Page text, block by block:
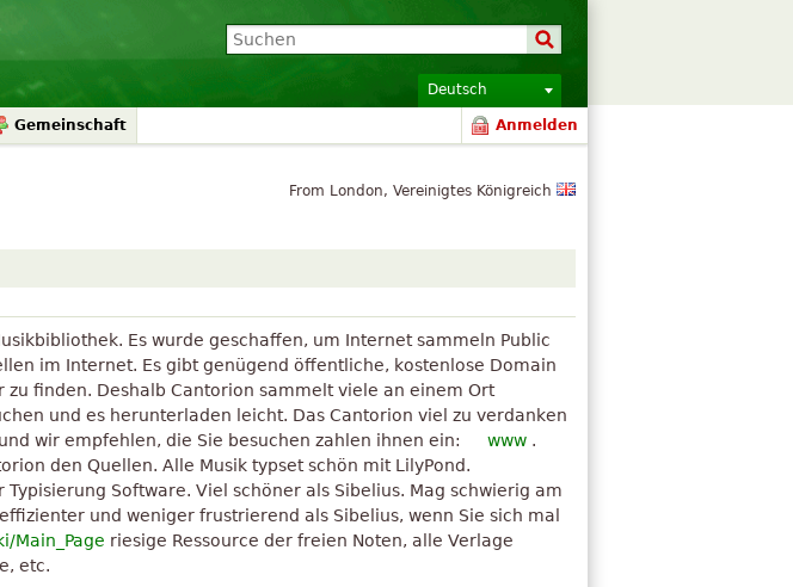
Deutsch
Gemeinschaft Anmelden
From London, Vereinigtes Königreich
Es wurde geschaffen, um Internet sammeln Public
im Internet. Es gibt genügend öffentliche, kostenlose Domain
zu finden. Deshalb Cantorion sammelt viele an einem Ort
und es herunterladen leicht. Das Cantorion viel zu verdanken
wir empfehlen, die Sie besuchen zahlen ihnen ein:
www .
den Quellen. Alle Musik typset schön mit LilyPond.
Typisierung Software. Viel schöner als Sibelius. Mag schwierig am
und weniger frustrierend als Sibelius, wenn Sie sich mal
Main_Page riesige Ressource der freien Noten, alle Verlage
etc.